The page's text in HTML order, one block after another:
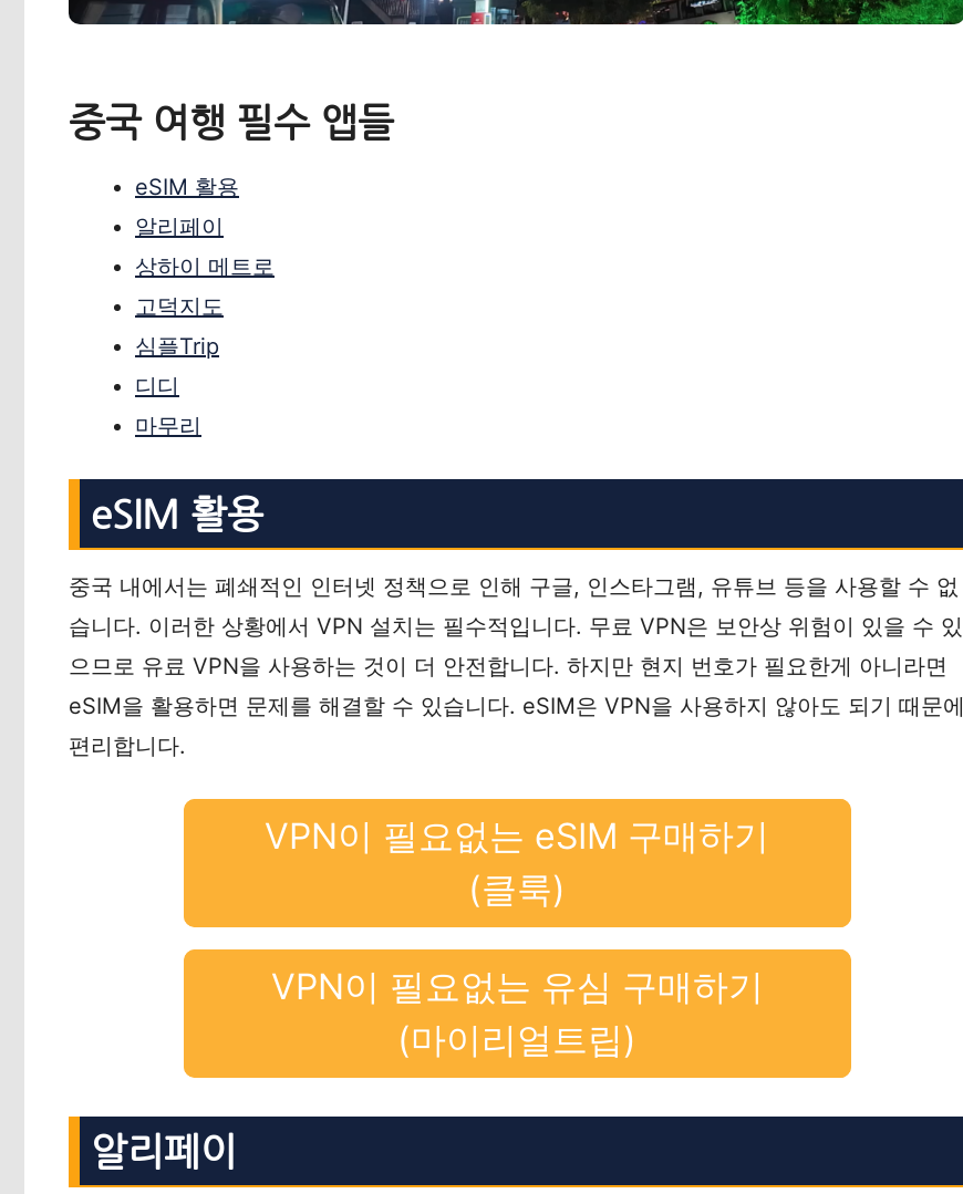
중국 여행 필수 앱들
eSIM 활용
알리페이
상하이 메트로
고덕지도
심플Trip
디디
마무리
eSIM 활용
중국 내에서는 폐쇄적인 인터넷 정책으로 인해 구글, 인스타그램, 유튜브 등을 사용할 수 없
습니다. 이러한 상황에서 VPN 설치는 필수적입니다. 무료 VPN은 보안상 위험이 있을 수 있
으므로 유료 VPN을 사용하는 것이 더 안전합니다. 하지만 현지 번호가 필요한게 아니라면
eSIM을 활용하면 문제를 해결할 수 있습니다. eSIM은 VPN을 사용하지 않아도 되기 때문에
편리합니다.
VPN이 필요없는 eSIM 구매하기
(클룩)
VPN이 필요없는 유심 구매하기
(마이리얼트립)
알리페이